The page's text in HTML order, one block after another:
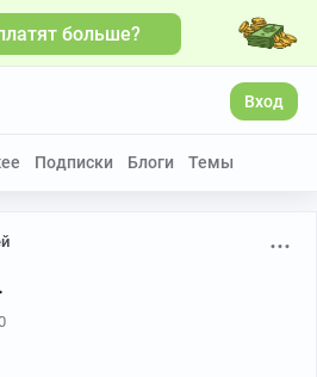
больше?
Вход
Подписки Блоги Темы